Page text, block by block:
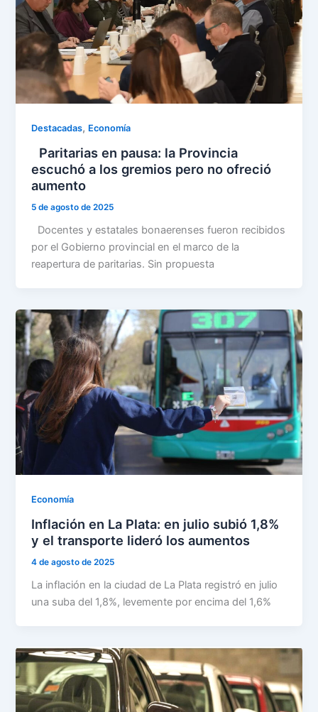
Destacadas, Economía
Paritarias en pausa: la Provincia
escuchó a los gremios pero no ofreció
aumento
5 de agosto de 2025
Docentes y estatales bonaerenses fueron recibidos
por el Gobierno provincial en el marco de la
reapertura de paritarias. Sin propuesta
Economía
Inflación en La Plata: en julio subió 1,8%
y el transporte lideró los aumentos
4 de agosto de 2025
La inflación en la ciudad de La Plata registró en julio
una suba del 1,8%, levemente por encima del 1,6%